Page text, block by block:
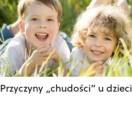
Przyczyny „chudości” u dzieci